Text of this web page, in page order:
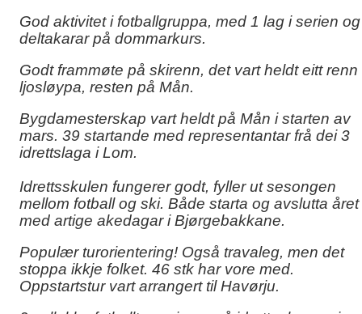
God aktivitet i fotballgruppa, med 1 lag i serien og
deltakarar på dommarkurs.
Godt frammøte på skirenn, det vart heldt eitt renn
ljosløypa, resten på Mån.
Bygdamesterskap vart heldt på Mån i starten av
mars. 39 startande med representantar frå dei 3
idrettslaga i Lom.
Idrettsskulen fungerer godt, fyller ut sesongen
mellom fotball og ski. Både starta og avslutta året
med artige akedagar i Bjørgebakkane.
Populær turorientering! Også travaleg, men det
stoppa ikkje folket. 46 stk har vore med.
Oppstartstur vart arrangert til Havørju.